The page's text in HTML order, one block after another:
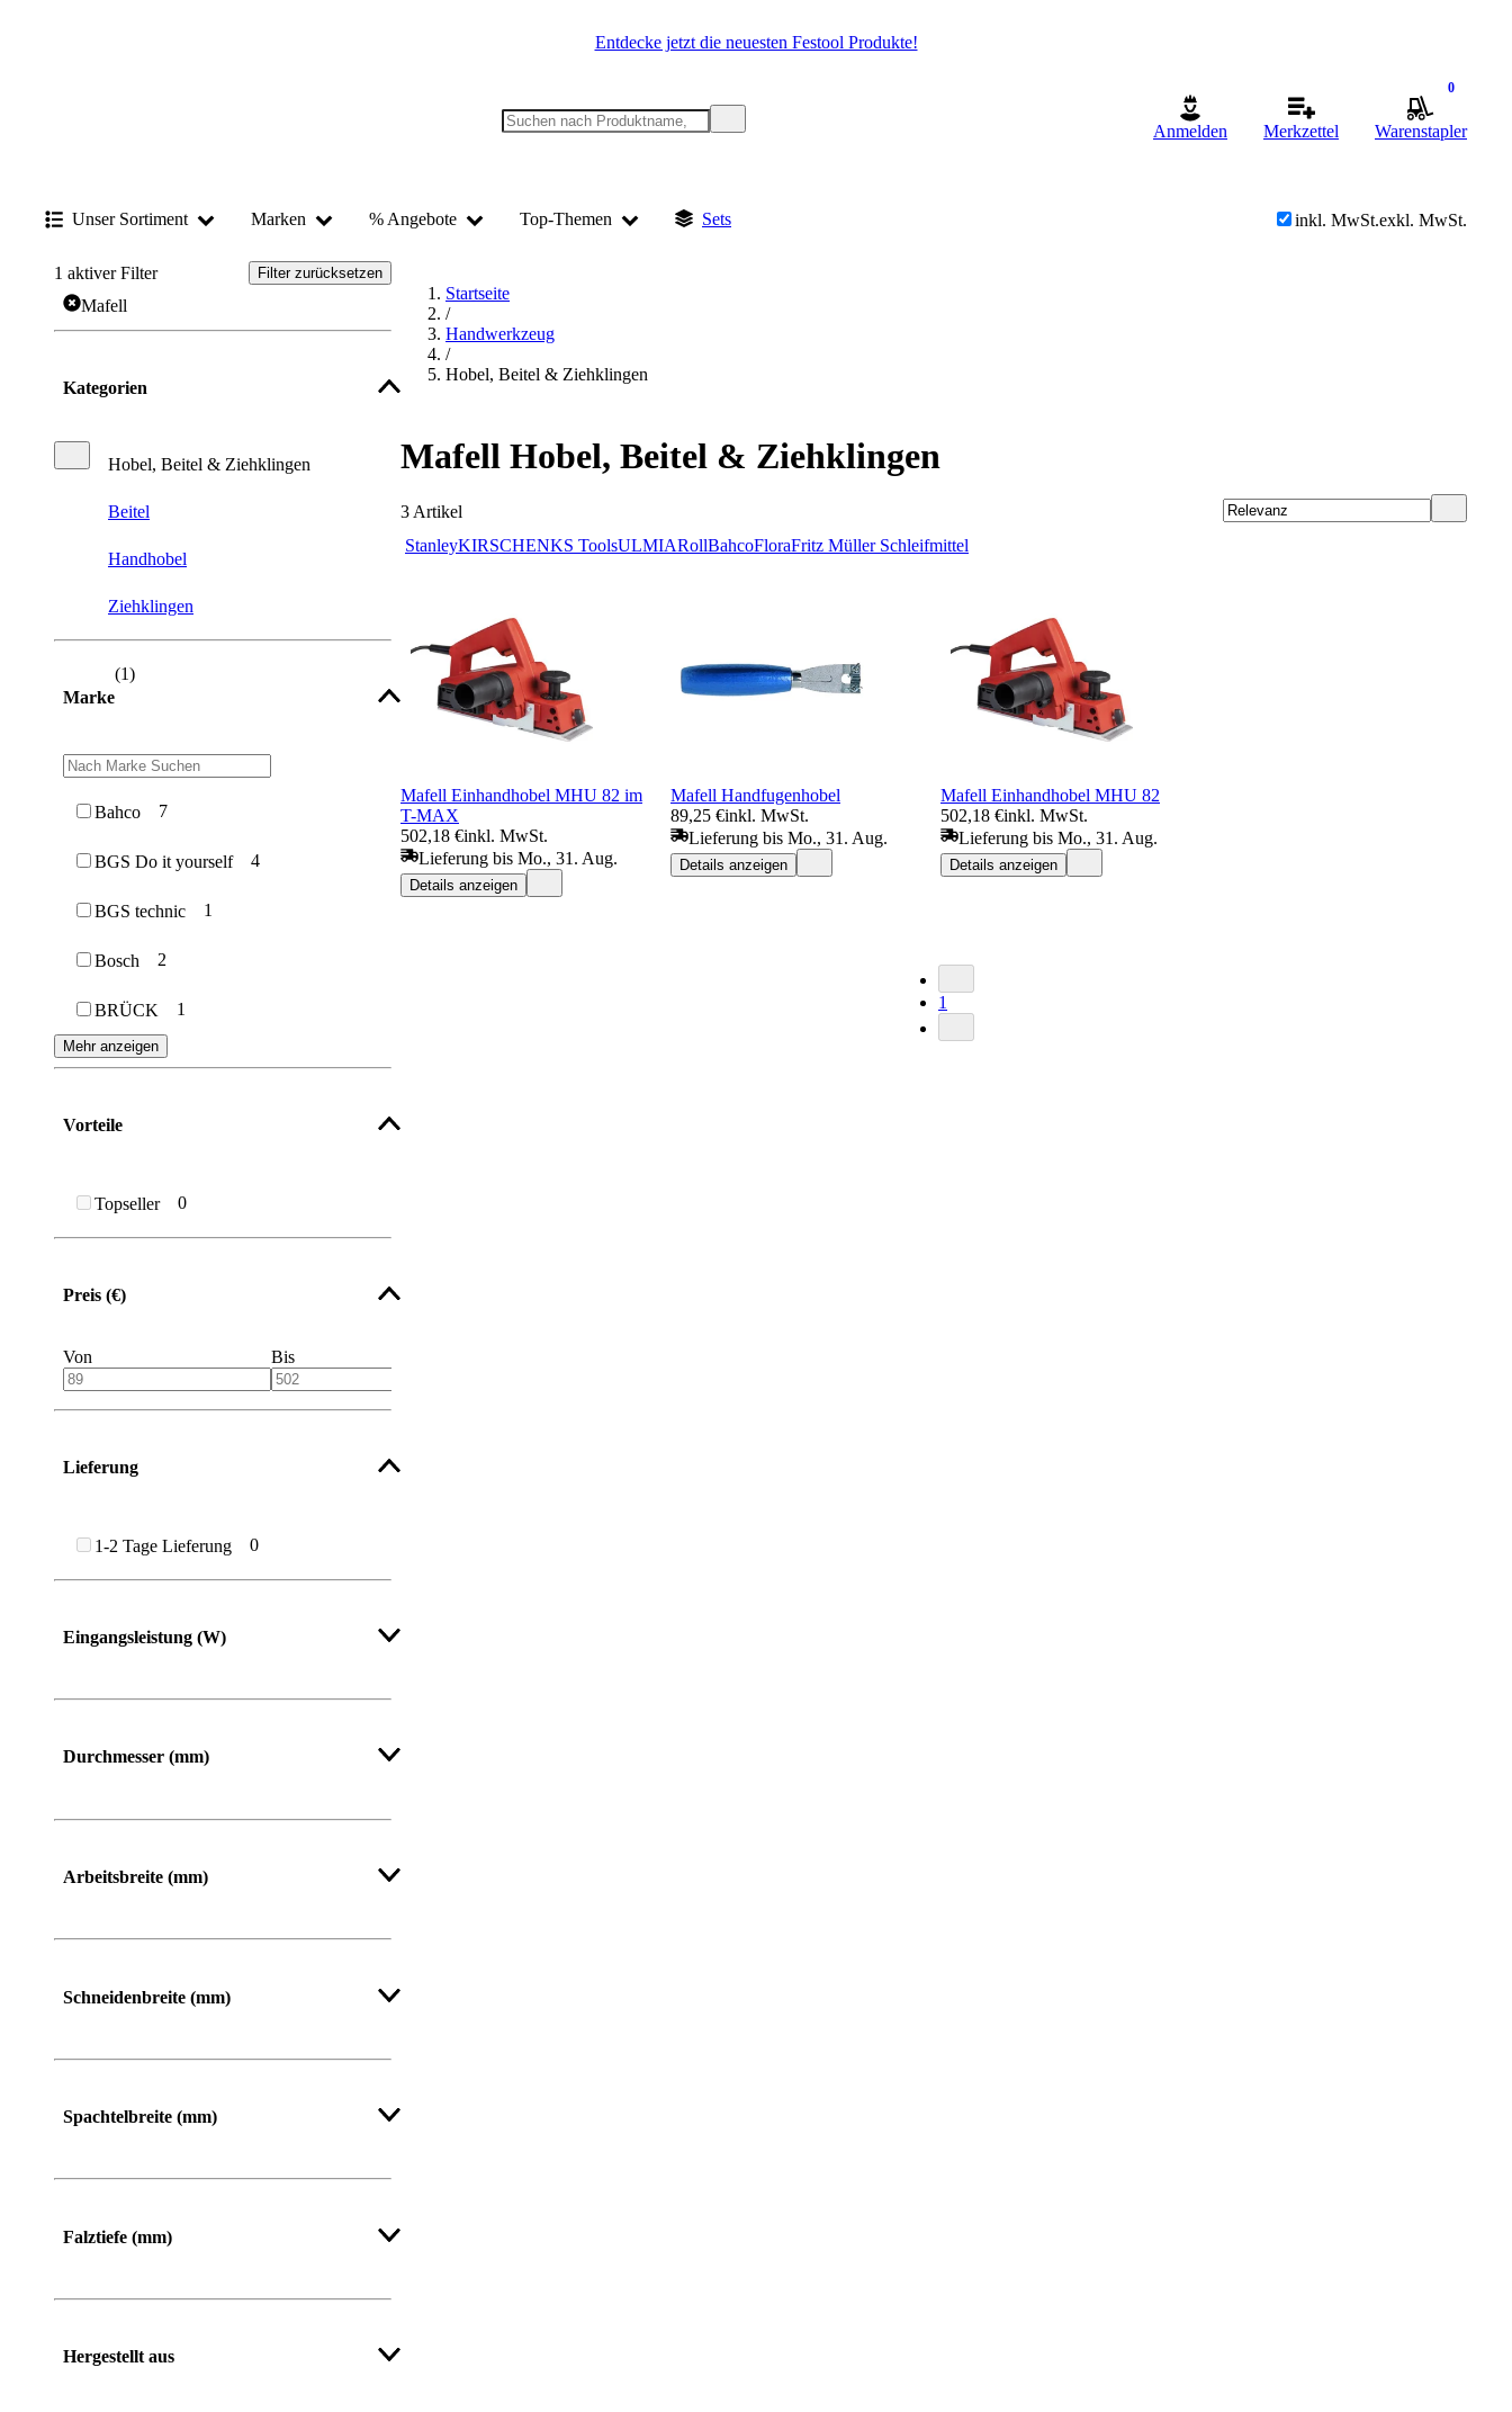
Entdecke jetzt die neuesten Festool Produkte!
Anmelden Merkzettel
0
Warenstapler
Unser Sortiment Marken % Angebote Top-Themen Sets inkl. MwSt.exkl. MwSt.
1 aktiver Filter Filter zurücksetzen
Mafell
Kategorien
Hobel, Beitel & Ziehklingen
Beitel
Handhobel
Ziehklingen
Marke
(1)
Bahco 7
BGS Do it yourself 4
BGS technic 1
Bosch 2
BRÜCK 1
Mehr anzeigen
Vorteile
Topseller 0
Preis (€)
Von Bis
Lieferung
1-2 Tage Lieferung 0
Eingangsleistung (W)
Durchmesser (mm)
Arbeitsbreite (mm)
Schneidenbreite (mm)
Spachtelbreite (mm)
Falztiefe (mm)
Hergestellt aus
Startseite
/
Handwerkzeug
/
Hobel, Beitel & Ziehklingen
Mafell Hobel, Beitel & Ziehklingen
3 Artikel
StanleyKIRSCHENKS ToolsULMIARollBahcoFloraFritz Müller Schleifmittel
Mafell Einhandhobel MHU 82 im
T-MAX
502,18 €inkl. MwSt.
Lieferung bis Mo., 31. Aug.
Details anzeigen
Mafell Handfugenhobel
89,25 €inkl. MwSt.
Lieferung bis Mo., 31. Aug.
Details anzeigen
Mafell Einhandhobel MHU 82
502,18 €inkl. MwSt.
Lieferung bis Mo., 31. Aug.
Details anzeigen
1